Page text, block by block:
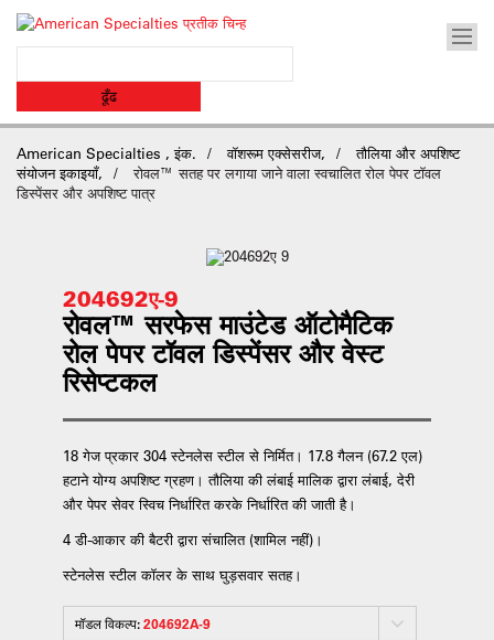
American Specialties , इंक. वॉशरूम एक्सेसरीज,
तौलिया और अपशिष्ट
संयोजन इकाइयाँ,
रोवल™ सतह पर लगाया जाने वाला स्वचालित रोल पेपर टॉवल
डिस्पेंसर और अपशिष्ट पात्र
204692ए-9
रोवल™ सरफेस माउंटेड ऑटोमैटिक
रोल पेपर टॉवल डिस्पेंसर और वेस्ट
रिसेप्टकल
18 गेज प्रकार 304 स्टेनलेस स्टील से निर्मित। 17.8 गैलन (67.2 एल)
हटाने योग्य अपशिष्ट ग्रहण। तौलिया की लंबाई मालिक द्वारा लंबाई, देरी
और पेपर सेवर स्विच निर्धारित करके निर्धारित की जाती है।
4 डी-आकार की बैटरी द्वारा संचालित (शामिल नहीं)।
स्टेनलेस स्टील कॉलर के साथ घुड़सवार सतह।
मॉडल विकल्प:204692A-9